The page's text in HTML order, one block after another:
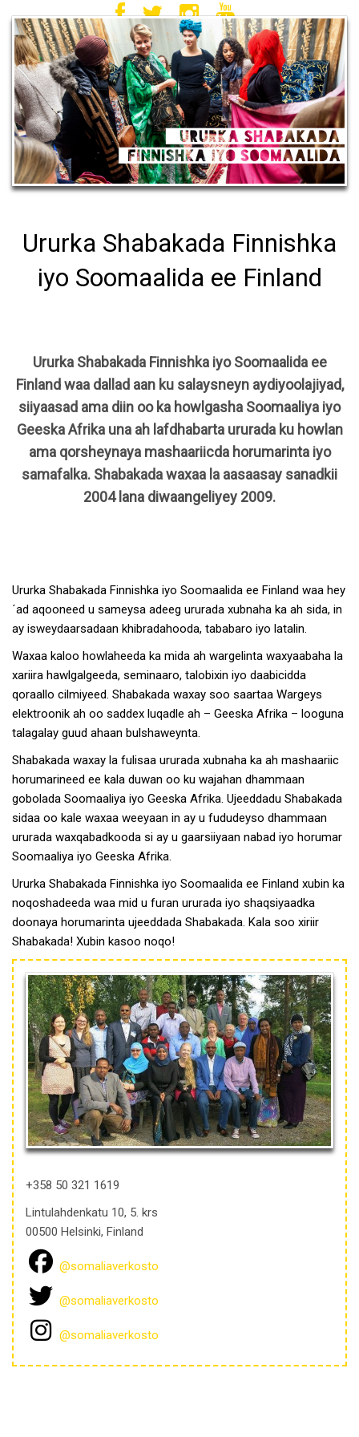
Ururka Shabakada Finnishka
iyo Soomaalida ee Finland
Ururka Shabakada Finnishka iyo Soomaalida ee
Finland waa dallad aan ku salaysneyn aydiyoolajiyad,
siiyaasad ama diin oo ka howlgasha Soomaaliya iyo
Geeska Afrika una ah lafdhabarta ururada ku howlan
ama qorsheynaya mashaariicda horumarinta iyo
samafalka. Shabakada waxaa la aasaasay sanadkii
2004 lana diwaangeliyey 2009.
Ururka Shabakada Finnishka iyo Soomaalida ee Finland waa hey
´ad aqooneed u sameysa adeeg ururada xubnaha ka ah sida, in
ay isweydaarsadaan khibradahooda, tababaro iyo latalin.
Waxaa kaloo howlaheeda ka mida ah wargelinta waxyaabaha la
xariira hawlgalgeeda, seminaaro, talobixin iyo daabicidda
qoraallo cilmiyeed. Shabakada waxay soo saartaa Wargeys
elektroonik ah oo saddex luqadle ah – Geeska Afrika – looguna
talagalay guud ahaan bulshaweynta.
Shabakada waxay la fulisaa ururada xubnaha ka ah mashaariic
horumarineed ee kala duwan oo ku wajahan dhammaan
gobolada Soomaaliya iyo Geeska Afrika. Ujeeddadu Shabakada
sidaa oo kale waxaa weeyaan in ay u fududeyso dhammaan
ururada waxqabadkooda si ay u gaarsiiyaan nabad iyo horumar
Soomaaliya iyo Geeska Afrika.
Ururka Shabakada Finnishka iyo Soomaalida ee Finland xubin ka
noqoshadeeda waa mid u furan ururada iyo shaqsiyaadka
doonaya horumarinta ujeeddada Shabakada. Kala soo xiriir
Shabakada! Xubin kasoo noqo!
+358 50 321 1619
Lintulahdenkatu 10, 5. krs
00500 Helsinki, Finland
@somaliaverkosto
@somaliaverkosto
@somaliaverkosto